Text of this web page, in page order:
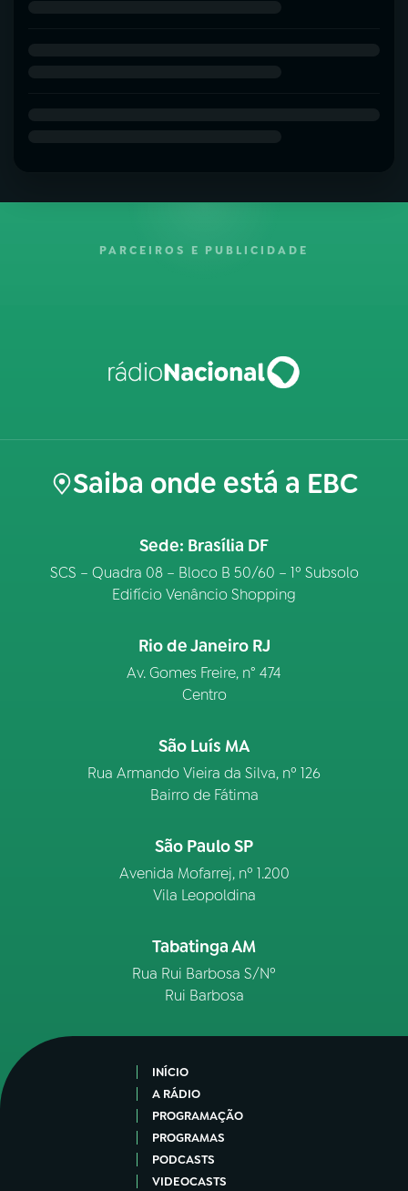
PARCEIROS E PUBLICIDADE
Saiba onde está a EBC
Sede: Brasília DF
SCS – Quadra 08 – Bloco B 50/60 – 1º Subsolo
Edifício Venâncio Shopping
Rio de Janeiro RJ
Av. Gomes Freire, n° 474
Centro
São Luís MA
Rua Armando Vieira da Silva, nº 126
Bairro de Fátima
São Paulo SP
Avenida Mofarrej, nº 1.200
Vila Leopoldina
Tabatinga AM
Rua Rui Barbosa S/Nº
Rui Barbosa
INÍCIO
A RÁDIO
PROGRAMAÇÃO
PROGRAMAS
PODCASTS
VIDEOCASTS